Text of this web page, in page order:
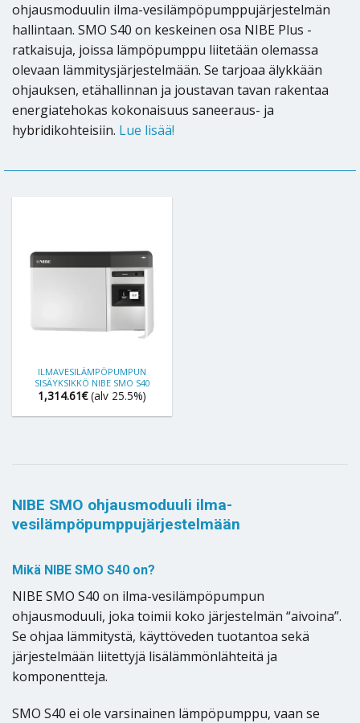
ohjausmoduulin ilma-vesilämpöpumppujärjestelmän
hallintaan. SMO S40 on keskeinen osa NIBE Plus -
ratkaisuja, joissa lämpöpumppu liitetään olemassa
olevaan lämmitysjärjestelmään. Se tarjoaa älykkään
ohjauksen, etähallinnan ja joustavan tavan rakentaa
energiatehokas kokonaisuus saneeraus- ja
hybridikohteisiin. Lue lisää!
ILMAVESILÄMPÖPUMPUN
SISÄYKSIKKÖ NIBE SMO S40
1,314.61€ (alv 25.5%)
NIBE SMO ohjausmoduuli ilma-
vesilämpöpumppujärjestelmään
Mikä NIBE SMO S40 on?
NIBE SMO S40 on ilma-vesilämpöpumpun
ohjausmoduuli, joka toimii koko järjestelmän “aivoina”.
Se ohjaa lämmitystä, käyttöveden tuotantoa sekä
järjestelmään liitettyjä lisälämmönlähteitä ja
komponentteja.
SMO S40 ei ole varsinainen lämpöpumppu, vaan se